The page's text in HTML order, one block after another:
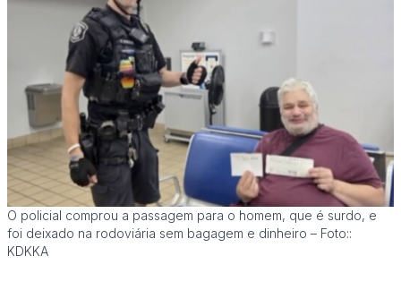
O policial comprou a passagem para o homem, que é surdo, e
foi deixado na rodoviária sem bagagem e dinheiro – Foto::
KDKKA